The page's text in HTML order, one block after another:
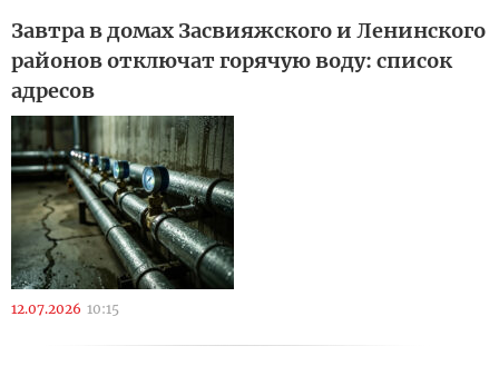
Завтра в домах Засвияжского и Ленинского
районов отключат горячую воду: список
адресов
12.07.2026 10:15